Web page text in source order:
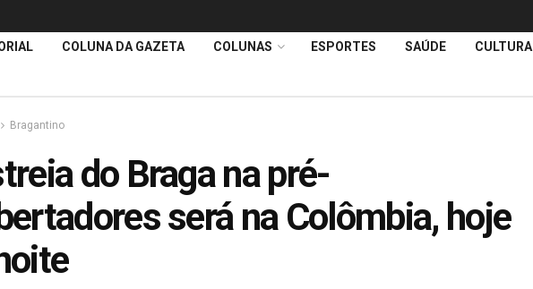
COLUNA DA GAZETA COLUNAS ESPORTES SAÚDE CULTURA
Bragantino
do Braga na pré-
será na Colômbia, hoje